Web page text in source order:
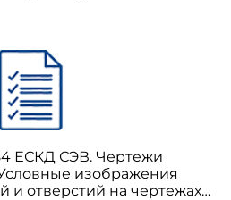
ЕСКД СЭВ. Чертежи
изображения
и отверстий на чертежах